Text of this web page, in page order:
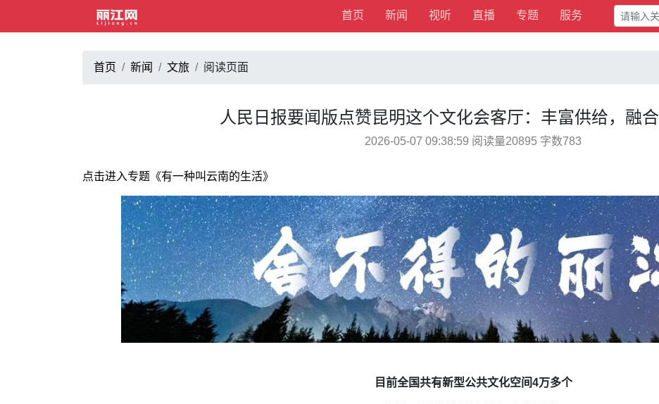
首页 新闻 视听 直播 专题 服务
首页 新闻 文旅 阅读页面
人民日报要闻版点赞昆明这个文化会客厅：丰富供给，融
2026-05-07 09:38:59 阅读量20895 字数783
点击进入专题《有一种叫云南的生活》
目前全国共有新型公共文化空间4万多个